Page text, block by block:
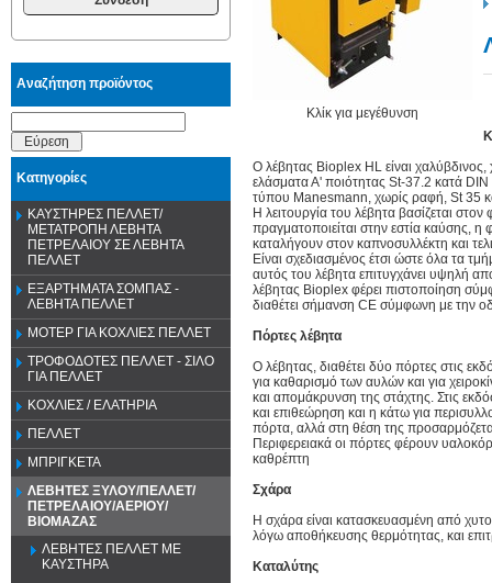
Αναζήτηση προϊόντος
Εύρεση
Κατηγορίες
ΚΑΥΣΤΗΡΕΣ ΠΕΛΛΕΤ/
ΜΕΤΑΤΡΟΠΗ ΛΕΒΗΤΑ
ΠΕΤΡΕΛΑΙΟΥ ΣΕ ΛΕΒΗΤΑ
ΠΕΛΛΕΤ
ΕΞΑΡΤΗΜΑΤΑ ΣΟΜΠΑΣ -
ΛΕΒΗΤΑ ΠΕΛΛΕΤ
ΜΟΤΕΡ ΓΙΑ ΚΟΧΛΙΕΣ ΠΕΛΛΕΤ
ΤΡΟΦΟΔΟΤΕΣ ΠΕΛΛΕΤ - ΣΙΛΟ
ΓΙΑ ΠΕΛΛΕΤ
ΚΟΧΛΙΕΣ / ΕΛΑΤΗΡΙΑ
ΠΕΛΛΕΤ
ΜΠΡΙΓΚΕΤΑ
ΛΕΒΗΤΕΣ ΞΥΛΟΥ/ΠΕΛΛΕΤ/
ΠΕΤΡΕΛΑΙΟΥ/ΑΕΡΙΟΥ/
ΒΙΟΜΑΖΑΣ
ΛΕΒΗΤΕΣ ΠΕΛΛΕΤ ΜΕ
ΚΑΥΣΤΗΡΑ
Κλίκ για μεγέθυνση
Ο λέβητας Bioplex HL είναι
ελάσματα Α' ποιότητας St-37.2 κατά DIN
τύπου Manesmann, χωρίς ραφή, St 35
Η λειτουργία του λέβητα βασίζεται
πραγματοποιείται στην εστία καύσης,
καταλήγουν στον καπνοσυλλέκτη και
Είναι σχεδιασμένος έτσι ώστε όλα τα
αυτός του λέβητα επιτυγχάνει υψηλή
λέβητας Bioplex φέρει πιστοποίηση
διαθέτει σήμανση CE σύμφωνη με την
Πόρτες λέβητα
Ο λέβητας, διαθέτει δύο πόρτες στις
για καθαρισμό των αυλών και για
και απομάκρυνση της στάχτης. Στις
και επιθεώρηση και η κάτω για
πόρτα, αλλά στη θέση της
Περιφερειακά οι πόρτες φέρουν
καθρέπτη
Σχάρα
Η σχάρα είναι κατασκευασμένη από
λόγω αποθήκευσης θερμότητας, και
Καταλύτης